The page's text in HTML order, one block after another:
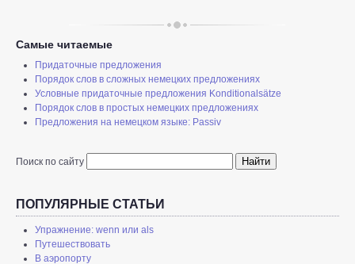
Самые читаемые
Придаточные предложения
Порядок слов в сложных немецких предложениях
Условные придаточные предложения Konditionalsätze
Порядок слов в простых немецких предложениях
Предложения на немецком языке: Passiv
Поиск по сайту Найти
ПОПУЛЯРНЫЕ СТАТЬИ
Упражнение: wenn или als
Путешествовать
В аэропорту